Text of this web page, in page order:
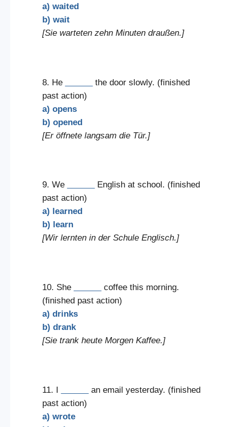
a) waited
b) wait
[Sie warteten zehn Minuten draußen.]
8. He
the door slowly. (finished
past action)
a) opens
b) opened
[Er öffnete langsam die Tür.]
9. We
English at school. (finished
past action)
a) learned
b) learn
[Wir lernten in der Schule Englisch.]
10. She
coffee this morning.
(finished past action)
a) drinks
b) drank
[Sie trank heute Morgen Kaffee.]
11. I
an email yesterday. (finished
past action)
a) wrote